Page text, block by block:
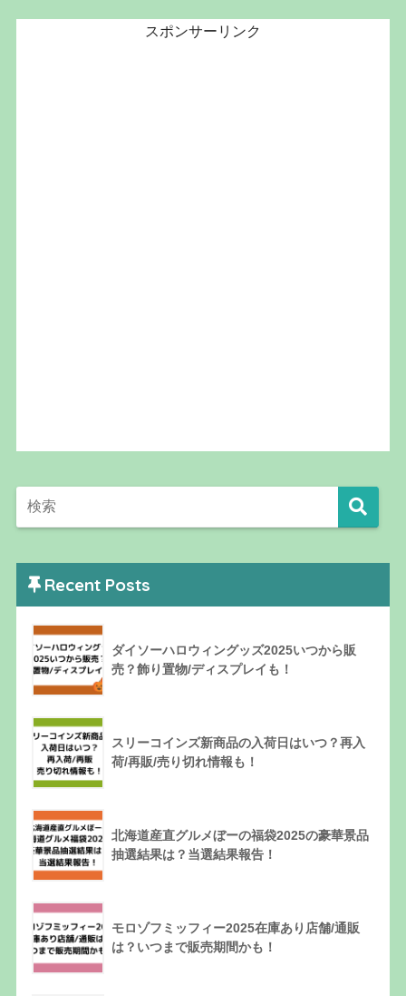
スポンサーリンク
Recent Posts
ダイソーハロウィングッズ2025いつから販
売？飾り置物/ディスプレイも！
スリーコインズ新商品の入荷日はいつ？再入
荷/再販/売り切れ情報も！
北海道産直グルメぼーの福袋2025の豪華景品
抽選結果は？当選結果報告！
モロゾフミッフィー2025在庫あり店舗/通販
は？いつまで販売期間かも！